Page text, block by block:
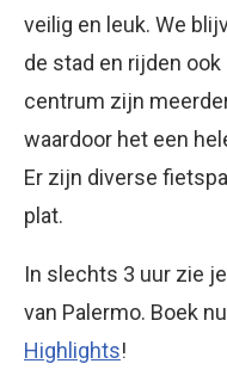
veilig en leuk. We
de stad en rijden
centrum zijn
waardoor het een
Er zijn diverse
plat.
In slechts 3 uur zie
van Palermo. Boek
Highlights!